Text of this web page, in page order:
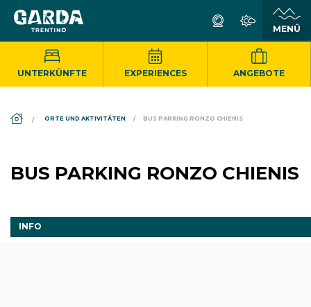
UNTERKÜNFTE EXPERIENCES ANGEBOTE
ORTE UND AKTIVITÄTEN BUS PARKING RONZO CHIENIS
BUS PARKING RONZO CHIENIS
INFO